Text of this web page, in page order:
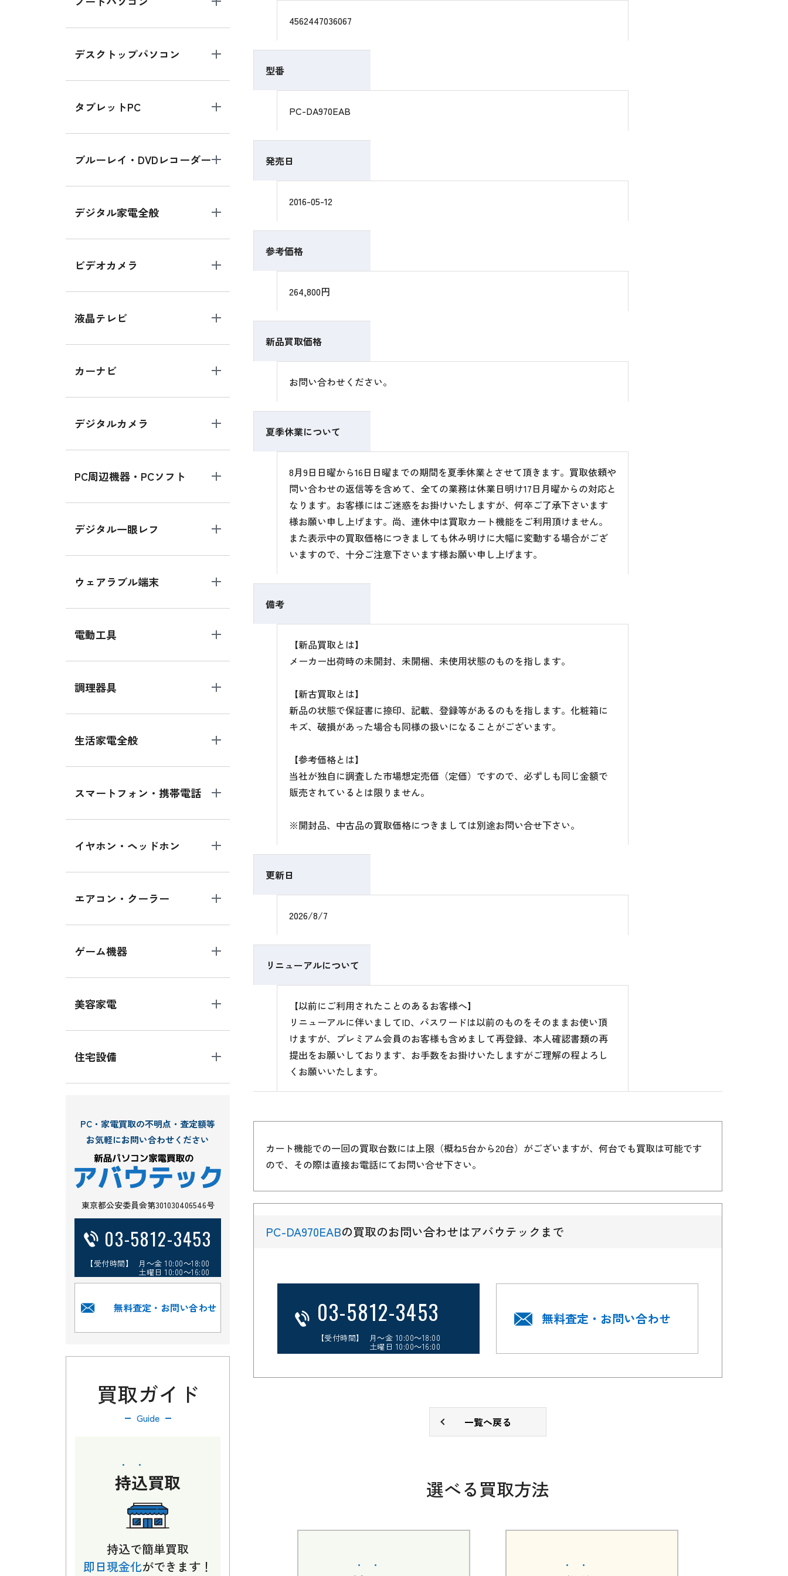
デスクトップパソコン
タブレットPC
ブルーレイ・DVDレコーダー
デジタル家電全般
ビデオカメラ
液晶テレビ
カーナビ
デジタルカメラ
PC周辺機器・PCソフト
デジタル一眼レフ
ウェアラブル端末
電動工具
調理器具
生活家電全般
スマートフォン・携帯電話
イヤホン・ヘッドホン
エアコン・クーラー
ゲーム機器
美容家電
住宅設備
PC・家電買取の不明点・査定額等
お気軽にお問い合わせください
東京都公安委員会第301030406546号
03-5812-3453
【受付時間】 月～金 10:00～18:00
土曜日 10:00～16:00
無料査定・お問い合わせ
買取ガイド
Guide
持込買取
持込で簡単買取
即日現金化ができます！
4562447036067
型番
PC-DA970EAB
発売日
2016-05-12
参考価格
264,800円
新品買取価格
お問い合わせください。
夏季休業について
8月9日日曜から16日日曜までの期間を夏季休業とさせて頂きます。買取依頼や
問い合わせの返信等を含めて、全ての業務は休業日明け17日月曜からの対応と
なります。お客様にはご迷惑をお掛けいたしますが、何卒ご了承下さいます
様お願い申し上げます。尚、連休中は買取カート機能をご利用頂けません。
また表示中の買取価格につきましても休み明けに大幅に変動する場合がござ
いますので、十分ご注意下さいます様お願い申し上げます。
備考
【新品買取とは】
メーカー出荷時の未開封、未開梱、未使用状態のものを指します。
【新古買取とは】
新品の状態で保証書に捺印、記載、登録等があるのもを指します。化粧箱に
キズ、破損があった場合も同様の扱いになることがございます。
【参考価格とは】
当社が独自に調査した市場想定売価（定価）ですので、必ずしも同じ金額で
販売されているとは限りません。
※開封品、中古品の買取価格につきましては別途お問い合せ下さい。
更新日
2026/8/7
リニューアルについて
【以前にご利用されたことのあるお客様へ】
リニューアルに伴いましてID、パスワードは以前のものをそのままお使い頂
けますが、プレミアム会員のお客様も含めまして再登録、本人確認書類の再
提出をお願いしております、お手数をお掛けいたしますがご理解の程よろし
くお願いいたします。
カート機能での一回の買取台数には上限（概ね5台から20台）がございますが、何台でも買取は可能です
ので、その際は直接お電話にてお問い合せ下さい。
PC-DA970EABの買取のお問い合わせはアバウテックまで
03-5812-3453
【受付時間】 月～金 10:00～18:00
土曜日 10:00～16:00
無料査定・お問い合わせ
一覧へ戻る
選べる買取方法